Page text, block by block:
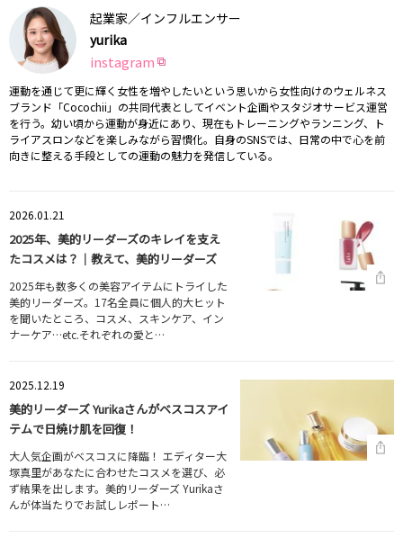
起業家／インフルエンサー
yurika
instagram
運動を通じて更に輝く女性を増やしたいという思いから女性向けのウェルネス
ブランド「Cocochii」の共同代表としてイベント企画やスタジオサービス運営
を行う。幼い頃から運動が身近にあり、現在もトレーニングやランニング、ト
ライアスロンなどを楽しみながら習慣化。自身のSNSでは、日常の中で心を前
向きに整える手段としての運動の魅力を発信している。
2026.01.21
2025年、美的リーダーズのキレイを支え
たコスメは？｜教えて、美的リーダーズ
2025年も数多くの美容アイテムにトライした
美的リーダーズ。17名全員に個人的大ヒット
を聞いたところ、コスメ、スキンケア、イン
ナーケア…etc.それぞれの愛と…
2025.12.19
美的リーダーズ Yurikaさんがベスコスアイ
テムで日焼け肌を回復！
大人気企画がベスコスに降臨！ エディター大
塚真里があなたに合わせたコスメを選び、必
ず結果を出します。美的リーダーズ Yurikaさ
んが体当たりでお試しレポート…